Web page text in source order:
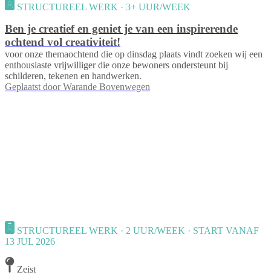
STRUCTUREEL WERK · 3+ UUR/WEEK
Ben je creatief en geniet je van een inspirerende
ochtend vol creativiteit!
voor onze themaochtend die op dinsdag plaats vindt zoeken wij een
enthousiaste vrijwilliger die onze bewoners ondersteunt bij
schilderen, tekenen en handwerken.
Geplaatst door Warande Bovenwegen
STRUCTUREEL WERK · 2 UUR/WEEK · START VANAF
13 JUL 2026
Zeist